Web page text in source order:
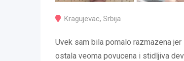
Kragujevac, Srbija
Uvek sam bila pomalo razmazena
ostala veoma povucena i stidljiva